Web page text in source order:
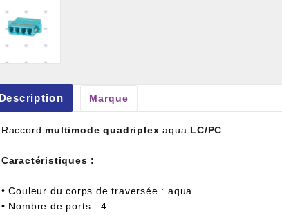
Description Marque
Raccord multimode quadriplex aqua LC/PC
Caractéristiques :
• Couleur du corps de traversée : aqua
• Nombre de ports : 4